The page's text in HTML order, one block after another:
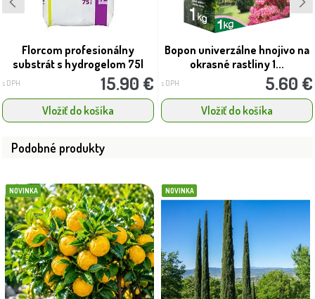
Florcom profesionálny
substrát s hydrogelom 75l
s DPH 15.90 €
Vložiť do košíka
Bopon univerzálne hnojivo na
okrasné rastliny 1...
s DPH 5.60 €
Vložiť do košíka
Podobné produkty
NOVINKA NOVINKA